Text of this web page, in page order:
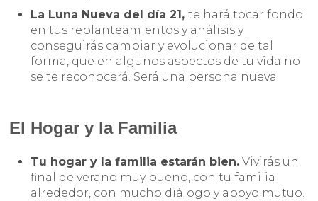
La Luna Nueva del día 21,te hará tocar fondo
en tus replanteamientos y análisis y
conseguirás cambiar y evolucionar de tal
forma, que en algunos aspectos de tu vida no
se te reconocerá. Será una persona nueva.
El Hogar y la Familia
Tu hogar y la familia estarán bien. Vivirás un
final de verano muy bueno, con tu familia
alrededor, con mucho diálogo y apoyo mutuo.